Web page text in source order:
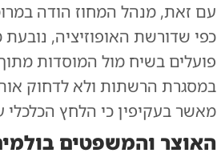
עם זאת, מנהל המחוז הודה
כפי שדורשת האופוזיציה,
פועלים בשיח מול המוסדות
במסגרת הרשתות ולא לדחוק
מאשר בעקיפין כי הלחץ
האוצר והמשפטים